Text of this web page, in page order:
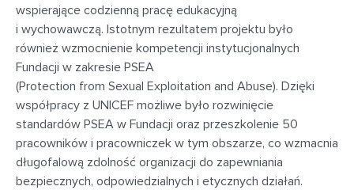
wspierające codzienną pracę edukacyjną
i wychowawczą. Istotnym rezultatem projektu było
również wzmocnienie kompetencji instytucjonalnych
Fundacji w zakresie PSEA
(Protection from Sexual Exploitation and Abuse). Dzięki
współpracy z UNICEF możliwe było rozwinięcie
standardów PSEA w Fundacji oraz przeszkolenie 50
pracowników i pracowniczek w tym obszarze, co wzmacnia
długofalową zdolność organizacji do zapewniania
bezpiecznych, odpowiedzialnych i etycznych działań.